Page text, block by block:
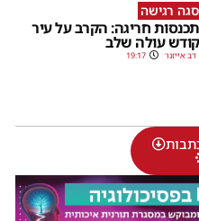
רגישה
חריגה: הקרב על עיר
עולה שלב
דב אייזנר 19:17